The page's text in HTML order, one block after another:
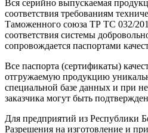
Вся серийно выпускаемая
соответствия требованиям
Таможенного союза ТР ТС 032/
соответствия системы
сопровождается паспортами
Все паспорта (сертификаты)
отгружаемую продукцию
специальной базе данных и при
заказчика могут быть
Для предприятий из Республики
Разрешения на изготовление и